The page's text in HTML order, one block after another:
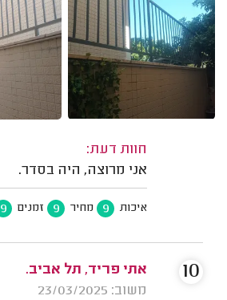
חוות דעת:
אני מרוצה, היה בסדר.
איכות 9 מחיר 9 זמנים 9
אתי פריד, תל אביב.
משוב: 23/03/2025
10